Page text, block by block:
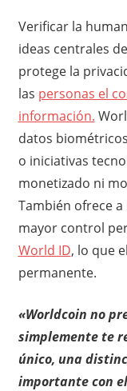
Verificar la
ideas centrales
protege la
las personas el
información.
datos
o iniciativas
monetizado ni
También ofrece
mayor control
World ID, lo que
permanente.
«Worldcoin no
simplemente te
único, una
importante con